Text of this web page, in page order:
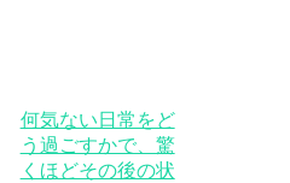
何気ない日常をど
う過ごすかで、驚
くほどその後の状